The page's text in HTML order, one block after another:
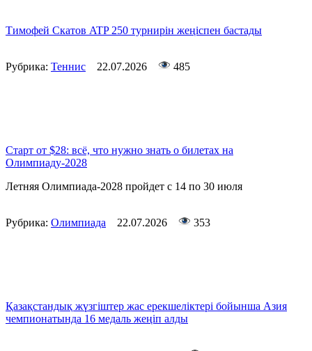
Тимофей Скатов ATP 250 турнирін жеңіспен бастады
Рубрика: Теннис 22.07.2026 485
Старт от $28: всё, что нужно знать о билетах на
Олимпиаду-2028
Летняя Олимпиада-2028 пройдет с 14 по 30 июля
Рубрика: Олимпиада 22.07.2026 353
Қазақстандық жүзгіштер жас ерекшеліктері бойынша Азия
чемпионатында 16 медаль жеңіп алды